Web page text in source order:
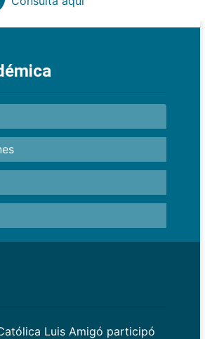
Luis Amigó participó